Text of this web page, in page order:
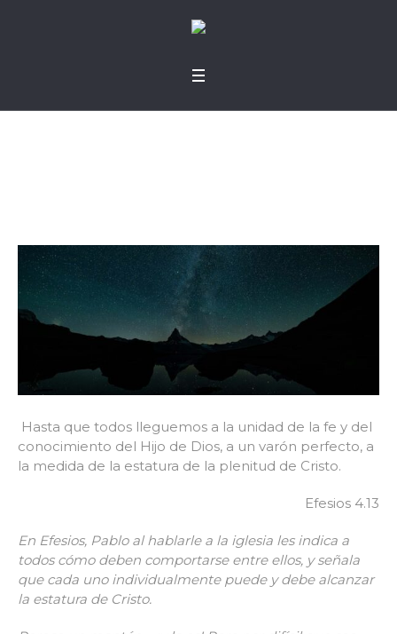
Hasta que todos lleguemos a la unidad de la fe y del
conocimiento del Hijo de Dios, a un varón perfecto, a
la medida de la estatura de la plenitud de Cristo.
Efesios 4.13
En Efesios, Pablo al hablarle a la iglesia les indica a
todos cómo deben comportarse entre ellos, y señala
que cada uno individualmente puede y debe alcanzar
la estatura de Cristo.